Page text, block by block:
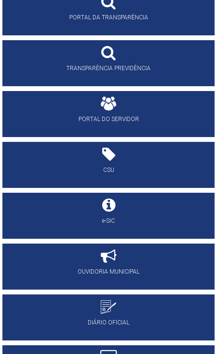
PORTAL DA TRANSPARÊNCIA
TRANSPARÊNCIA PREVIDÊNCIA
PORTAL DO SERVIDOR
CSU
e-SIC
OUVIDORIA MUNICIPAL
DIÁRIO OFICIAL